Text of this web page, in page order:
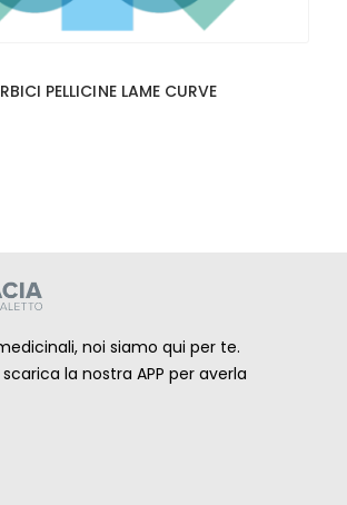
PELLICINE LAME CURVE
noi siamo qui per te.
la nostra APP per averla